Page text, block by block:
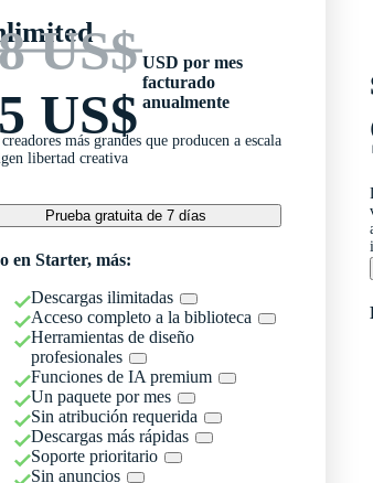
US$
US$
USD por mes
facturado
anualmente
más grandes que producen a escala
libertad creativa
Prueba gratuita de 7 días
en Starter, más:
Descargas ilimitadas
Acceso completo a la biblioteca
Herramientas de diseño
profesionales
Funciones de IA premium
Un paquete por mes
Sin atribución requerida
Descargas más rápidas
Soporte prioritario
Sin anuncios